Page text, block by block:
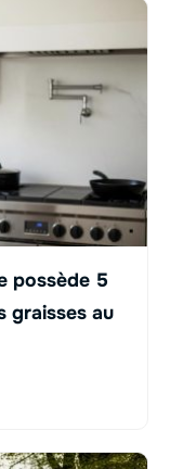
possède 5
graisses au